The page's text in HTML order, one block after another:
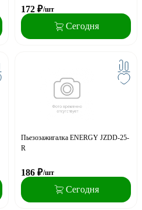
172 ₽/шт
Сегодня
Пьезозажигалка ENERGY JZDD-25-
R
186 ₽/шт
Сегодня